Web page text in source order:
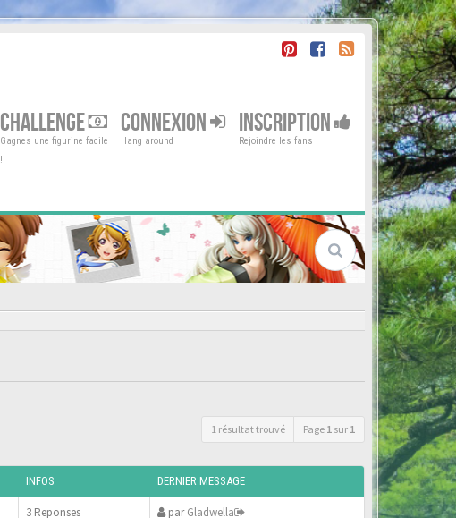
CHALLENGE
Gagnes une figurine facile
!
CONNEXION
Hang around
INSCRIPTION
Rejoindre les fans
1 résultat trouvé Page 1 sur 1
INFOS DERNIER MESSAGE
3 Reponses
parGladwella